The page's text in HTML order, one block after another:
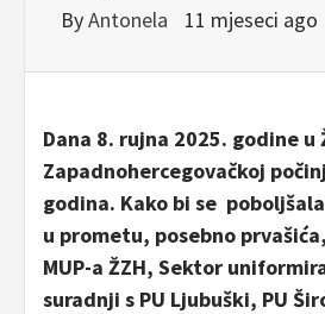
ByAntonela 11 mjeseci ago
Dana 8. rujna 2025. godine u
Zapadnohercegovačkoj
godina. Kako bi se
u prometu, posebno
MUP-a ŽZH, Sektor
suradnji s PU Ljubuški, PU